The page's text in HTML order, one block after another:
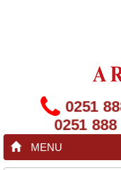
0251
0251
MENU